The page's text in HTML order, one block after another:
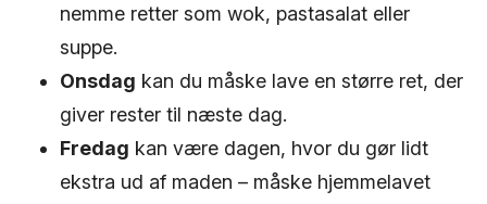
nemme retter som wok, pastasalat eller
suppe.
Onsdag kan du måske lave en større ret, der
giver rester til næste dag.
Fredag kan være dagen, hvor du gør lidt
ekstra ud af maden – måske hjemmelavet